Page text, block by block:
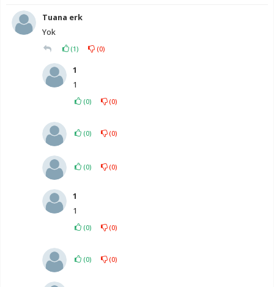
Tuana erk
Yok
(1) (0)
1
1
(0) (0)
(0) (0)
(0) (0)
1
1
(0) (0)
(0) (0)